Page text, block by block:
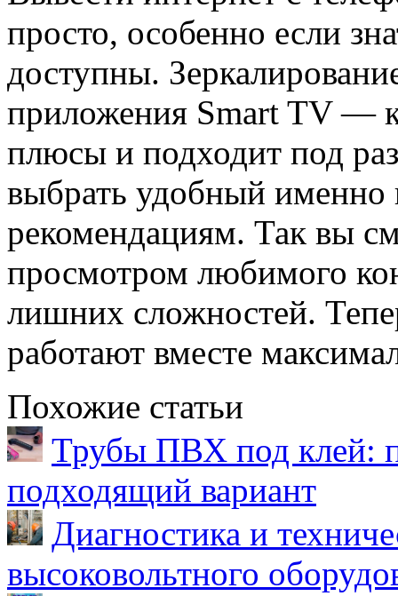
просто, особенно если
доступны.
приложения Smart TV —
плюсы и подходит под
выбрать удобный именно
рекомендациям. Так вы
просмотром любимого
лишних сложностей.
работают вместе
Похожие статьи
Трубы ПВХ под клей:
подходящий вариант
Диагностика и
высоковольтного